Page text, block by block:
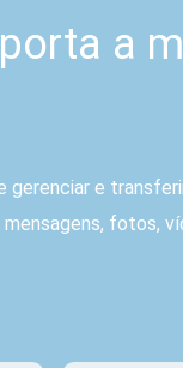
a
gerenciar e
fotos,